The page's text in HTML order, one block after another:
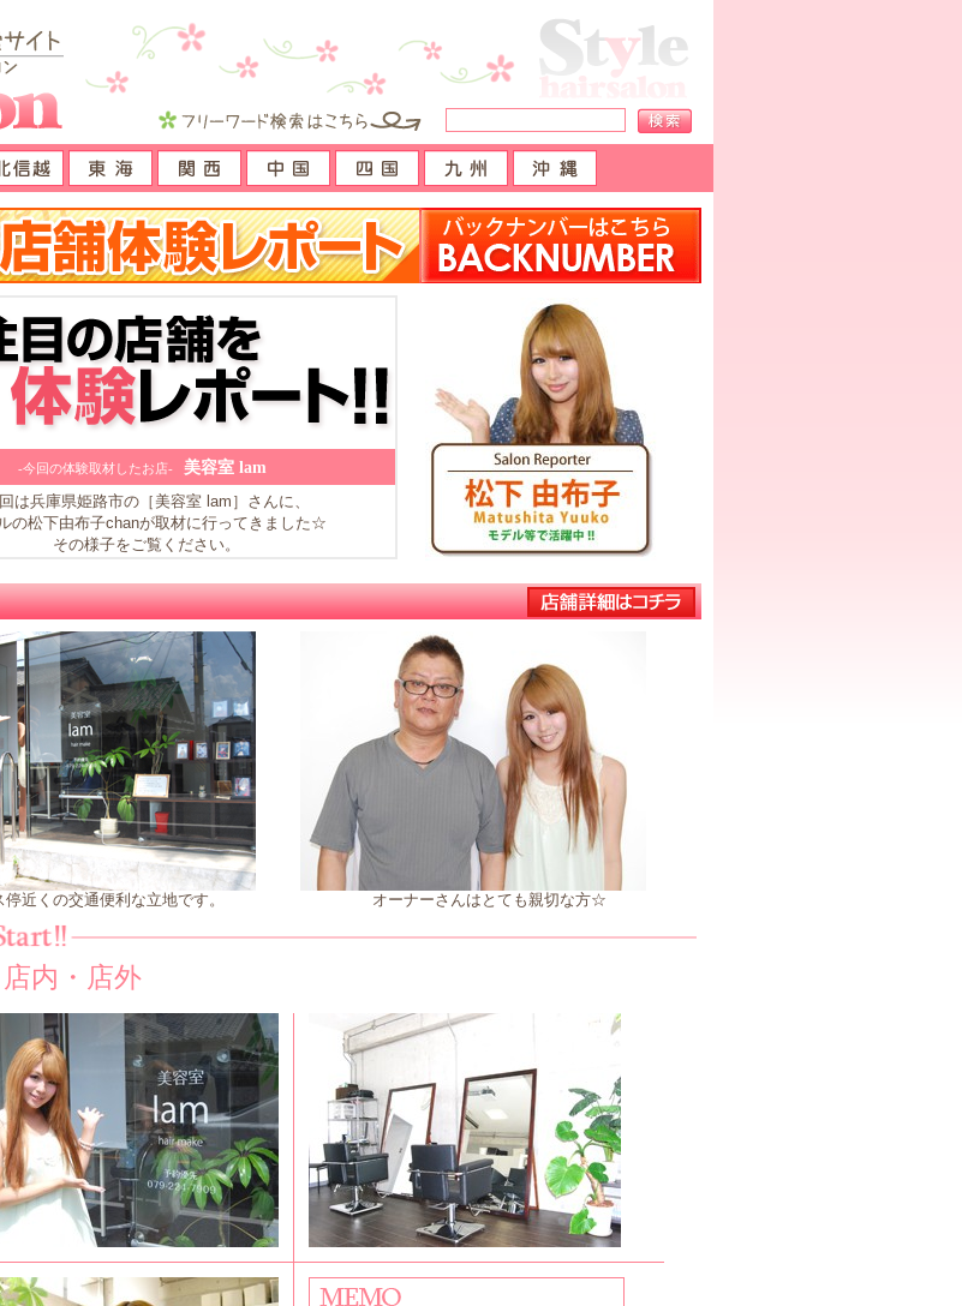
-今回の体験取材したお店- 美容室 lam
は兵庫県姫路市の［美容室 lam］さんに、
の松下由布子chanが取材に行ってきました☆
その様子をご覧ください。
停近くの交通便利な立地です。 オーナーさんはとても親切な方☆
店内・店外